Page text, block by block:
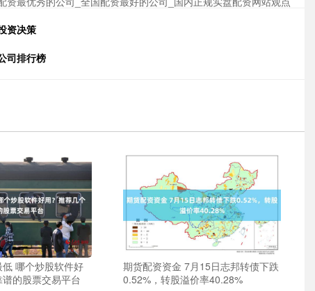
资决策
司排行榜
哪个炒股软件好
的股票交易平台
期货配资资金 7月15日志邦转债下跌
0.52%，转股溢价率40.28%